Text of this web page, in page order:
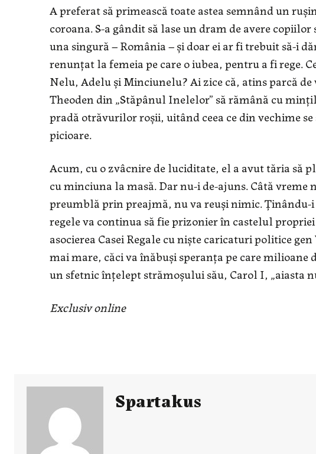
A preferat să primească toate astea semnând un
coroana. S-a gândit să lase un dram de avere
una singură – România – şi doar ei ar fi trebuit să-i
renunţat la femeia pe care o iubea, pentru a fi rege.
Nelu, Adelu şi Minciunelu? Ai zice că, atins parcă
Theoden din „Stăpânul Inelelor” să rămână cu
pradă otrăvurilor roşii, uitând ceea ce din vechime
picioare.
Acum, cu o zvâcnire de luciditate, el a avut tăria să
cu minciuna la masă. Dar nu-i de-ajuns. Câtă vreme
preumblă prin preajmă, nu va reuşi nimic. Ţinându-
regele va continua să fie prizonier în castelul
asocierea Casei Regale cu nişte caricaturi politice
mai mare, căci va înăbuşi speranţa pe care
un sfetnic înţelept strămoşului său, Carol I, „aiasta
Exclusiv online
Spartakus